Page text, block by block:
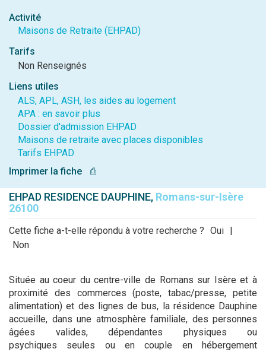
Activité
Maisons de Retraite (EHPAD)
Tarifs
Non Renseignés
Liens utiles
ALS, APL, ASH, les aides au logement
APA : en savoir plus
Dossier d'admission EHPAD
Maisons de retraite avec places disponibles
Tarifs EHPAD
Imprimer la fiche
⎙
EHPAD RESIDENCE DAUPHINE, Romans-sur-Isère
26100
Cette fiche a-t-elle répondu à votre recherche ? Oui |
Non
Située au coeur du centre-ville de Romans sur Isère et à
proximité des commerces (poste, tabac/presse, petite
alimentation) et des lignes de bus, la résidence Dauphine
accueille, dans une atmosphère familiale, des personnes
âgées valides, dépendantes physiques ou
psychiques seules ou en couple en hébergement